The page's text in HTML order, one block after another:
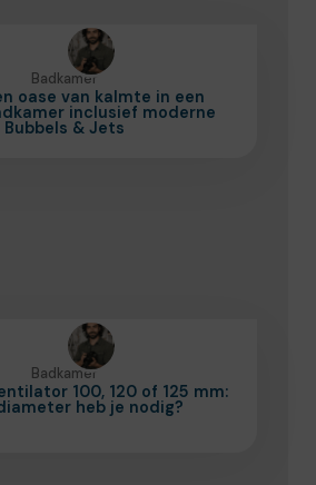
Badkamer
oase van kalmte in een
inclusief moderne
Bubbels & Jets
Badkamer
100, 120 of 125 mm:
heb je nodig?